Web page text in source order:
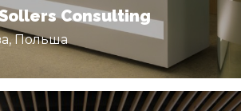
Consulting
Польша